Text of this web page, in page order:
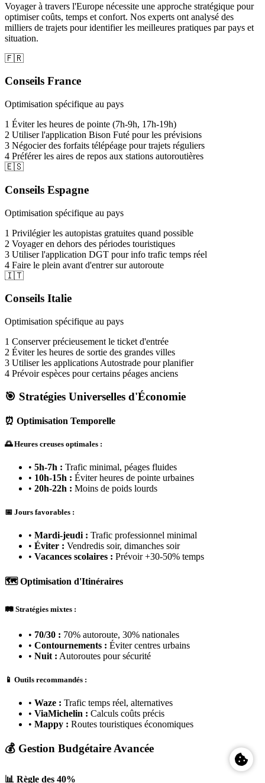
Voyager à travers l'Europe nécessite une approche stratégique pour
optimiser coûts, temps et confort. Nos experts ont analysé des
milliers de trajets pour identifier les meilleures pratiques par pays et
situation.
🇫🇷
Conseils France
Optimisation spécifique au pays
1 Éviter les heures de pointe (7h-9h, 17h-19h)
2 Utiliser l'application Bison Futé pour les prévisions
3 Négocier des forfaits télépéage pour trajets réguliers
4 Préférer les aires de repos aux stations autoroutières
🇪🇸
Conseils Espagne
Optimisation spécifique au pays
1 Privilégier les autopistas gratuites quand possible
2 Voyager en dehors des périodes touristiques
3 Utiliser l'application DGT pour info trafic temps réel
4 Faire le plein avant d'entrer sur autoroute
🇮🇹
Conseils Italie
Optimisation spécifique au pays
1 Conserver précieusement le ticket d'entrée
2 Éviter les heures de sortie des grandes villes
3 Utiliser les applications Autostrade pour planifier
4 Prévoir espèces pour certains péages anciens
🎯 Stratégies Universelles d'Économie
⏰ Optimisation Temporelle
🌅 Heures creuses optimales :
• 5h-7h : Trafic minimal, péages fluides
• 10h-15h : Éviter heures de pointe urbaines
• 20h-22h : Moins de poids lourds
📅 Jours favorables :
• Mardi-jeudi : Trafic professionnel minimal
• Éviter : Vendredis soir, dimanches soir
• Vacances scolaires : Prévoir +30-50% temps
🗺️ Optimisation d'Itinéraires
🛤️ Stratégies mixtes :
• 70/30 : 70% autoroute, 30% nationales
• Contournements : Éviter centres urbains
• Nuit : Autoroutes pour sécurité
📱 Outils recommandés :
• Waze : Trafic temps réel, alternatives
• ViaMichelin : Calculs coûts précis
• Mappy : Routes touristiques économiques
💰 Gestion Budgétaire Avancée
📊 Règle des 40%